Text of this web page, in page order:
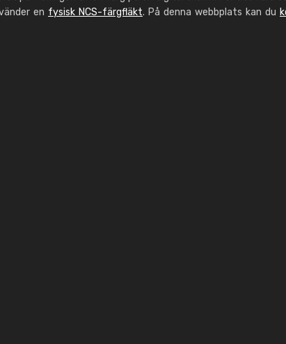
en fysisk NCS-färgfläkt. På denna webbplats kan du